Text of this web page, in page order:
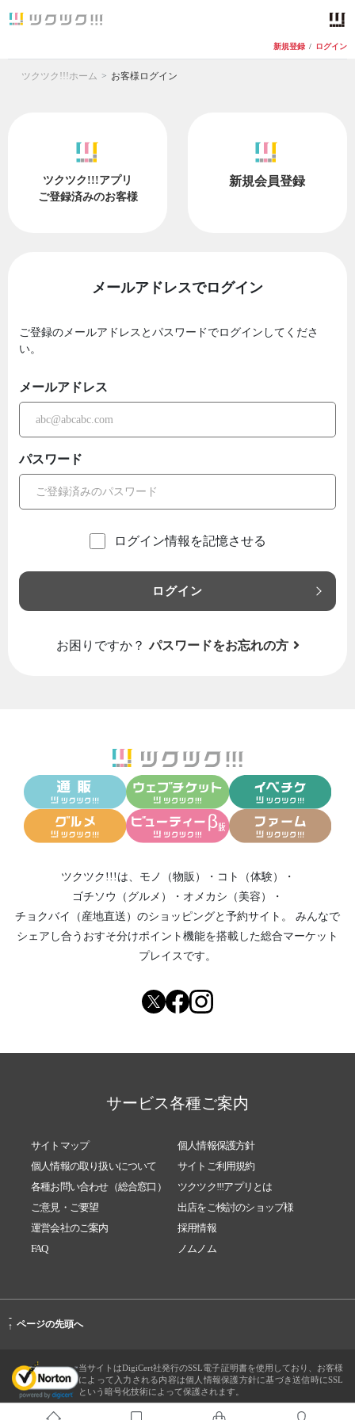
新規登録 / ログイン
ツクツク!!!ホーム お客様ログイン
ツクツク!!!アプリ
ご登録済みのお客様
新規会員登録
メールアドレスでログイン
ご登録のメールアドレスとパスワードでログインしてくださ
い。
メールアドレス
パスワード
ログイン情報を記憶させる
ログイン
お困りですか？ パスワードをお忘れの方
ツクツク!!!は、 モノ（物販） ・ コト（体験）
・
ゴチソウ（グルメ）
・ オメカシ（美容）
・
チョクバイ（産地直送） のショッピングと予約サイト。
みんなで
シェアし合う おすそ分けポイント機能を搭載した総合マーケット
プレイスです。
サービス各種ご案内
サイトマップ
個人情報保護方針
個人情報の取り扱いについて
サイトご利用規約
各種お問い合わせ（総合窓口）
ツクツク!!!アプリとは
ご意見・ご要望
出店をご検討のショップ様
運営会社のご案内
採用情報
FAQ
ノムノム
-
↑ ページの先頭へ
当サイトはDigiCert社発行のSSL電子証明書を使用しており、お客様
によって入力される内容は個人情報保護方針に基づき送信時にSSL
という暗号化技術によって保護されます。